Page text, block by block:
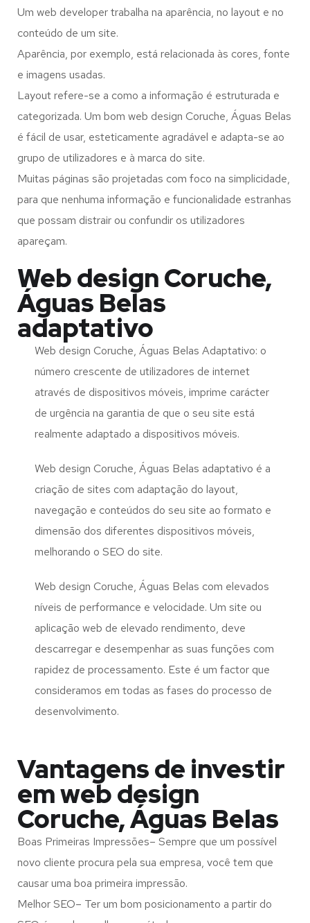
Um web developer trabalha na aparência, no layout e no
conteúdo de um site.
Aparência, por exemplo, está relacionada às cores, fonte
e imagens usadas.
Layout refere-se a como a informação é estruturada e
categorizada. Um bom web design Coruche, Águas Belas
é fácil de usar, esteticamente agradável e adapta-se ao
grupo de utilizadores e à marca do site.
Muitas páginas são projetadas com foco na simplicidade,
para que nenhuma informação e funcionalidade estranhas
que possam distrair ou confundir os utilizadores
apareçam.
Web design Coruche,
Águas Belas
adaptativo
Web design Coruche, Águas Belas Adaptativo: o
número crescente de utilizadores de internet
através de dispositivos móveis, imprime carácter
de urgência na garantia de que o seu site está
realmente adaptado a dispositivos móveis.
Web design Coruche, Águas Belas adaptativo é a
criação de sites com adaptação do layout,
navegação e conteúdos do seu site ao formato e
dimensão dos diferentes dispositivos móveis,
melhorando o SEO do site.
Web design Coruche, Águas Belas com elevados
níveis de performance e velocidade. Um site ou
aplicação web de elevado rendimento, deve
descarregar e desempenhar as suas funções com
rapidez de processamento. Este é um factor que
consideramos em todas as fases do processo de
desenvolvimento.
Vantagens de investir
em web design
Coruche, Águas Belas
Boas Primeiras Impressões– Sempre que um possível
novo cliente procura pela sua empresa, você tem que
causar uma boa primeira impressão.
Melhor SEO– Ter um bom posicionamento a partir do